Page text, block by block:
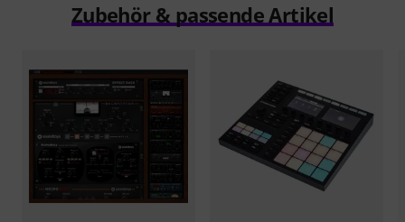
Zubehör & passende Artikel